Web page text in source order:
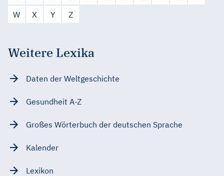
W
X Y Z
Weitere Lexika
Daten der Weltgeschichte
Gesundheit A-Z
Großes Wörterbuch der deutschen Sprache
Kalender
Lexikon